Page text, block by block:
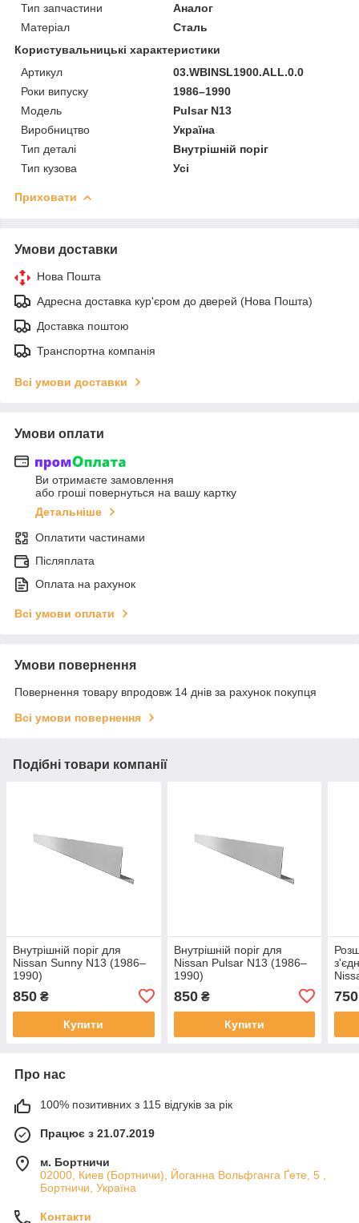
Тип запчастини
Аналог
Матеріал
Сталь
Користувальницькі характеристики
Артикул
03.WBINSL1900.ALL.0.0
Роки випуску
1986–1990
Мoдель
Pulsar N13
Виробництво
Україна
Тип деталі
Внутрішній поріг
Тип кузова
Усі
Приховати
Умови доставки
Нова Пошта
Адресна доставка кур'єром до дверей (Нова Пошта)
Доставка поштою
Транспортна компанія
Всі умови доставки
Умови оплати
Ви отримаєте замовлення
або гроші повернуться на вашу картку
Детальніше
Оплатити частинами
Післяплата
Оплата на рахунок
Всі умови оплати
Умови повернення
Повернення товару впродовж 14 днів за рахунок покупця
Всі умови повернення
Подібні товари компанії
Внутрішній поріг для
Nissan Sunny N13 (1986–
1990)
850 ₴
Купити
Внутрішній поріг для
Nissan Pulsar N13 (1986–
1990)
850₴
Купити
750
Про нас
100% позитивних з 115 відгуків за рік
Працює з 21.07.2019
м. Бортничи
02000, Киев (Бортничи), Йоганна Вольфганга Ґете, 5 ,
Бортничи, Україна
Контакти